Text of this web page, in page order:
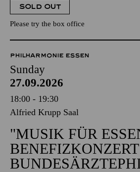
SOLD OUT
Please try the box office
PHILHARMONIE ESSEN
Sunday
27.09.2026
18:00 - 19:30
Alfried Krupp Saal
"MUSIK FÜR